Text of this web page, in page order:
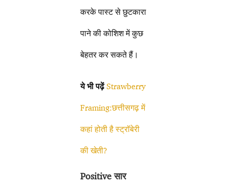
करके पास्ट से छुटकारा
पाने की कोशिश में कुछ
बेहतर कर सकते हैं।
ये भी पढ़ें Strawberry
Framing:छत्तीसगढ़ में
कहां होती है स्ट्रॉबेरी
की खेती?
Positive सार